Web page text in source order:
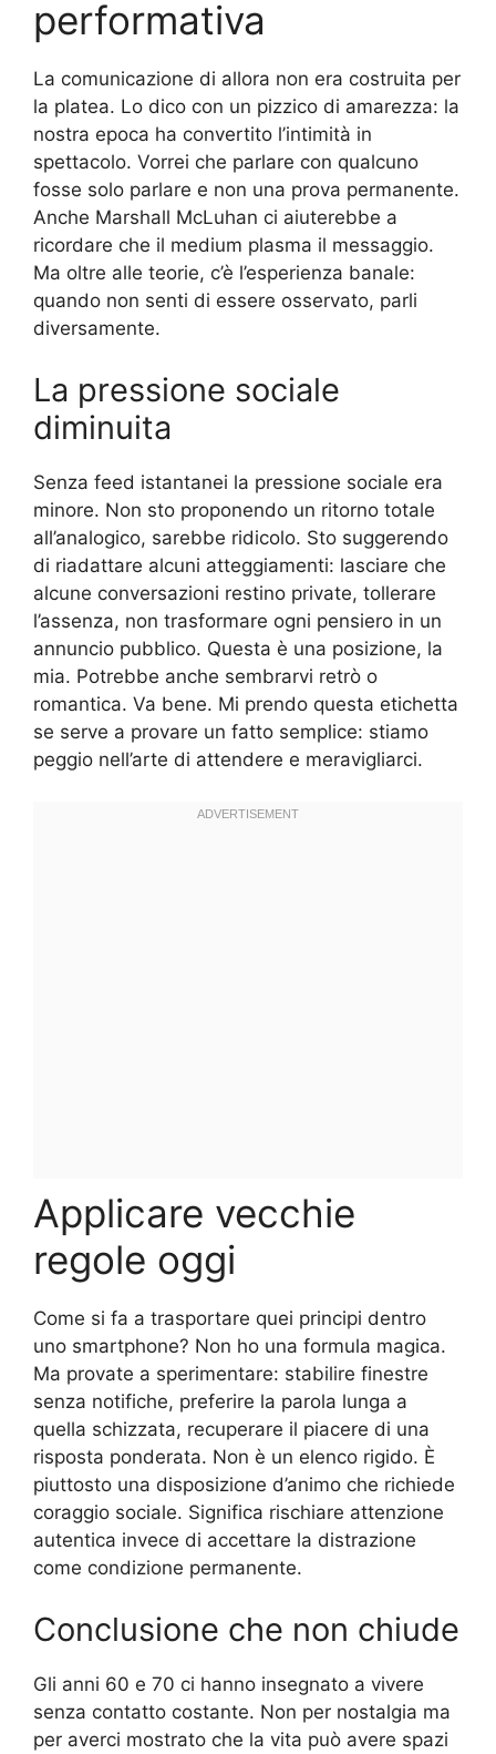
performativa
La comunicazione di allora non era costruita per
la platea. Lo dico con un pizzico di amarezza: la
nostra epoca ha convertito l’intimità in
spettacolo. Vorrei che parlare con qualcuno
fosse solo parlare e non una prova permanente.
Anche Marshall McLuhan ci aiuterebbe a
ricordare che il medium plasma il messaggio.
Ma oltre alle teorie, c’è l’esperienza banale:
quando non senti di essere osservato, parli
diversamente.
La pressione sociale
diminuita
Senza feed istantanei la pressione sociale era
minore. Non sto proponendo un ritorno totale
all’analogico, sarebbe ridicolo. Sto suggerendo
di riadattare alcuni atteggiamenti: lasciare che
alcune conversazioni restino private, tollerare
l’assenza, non trasformare ogni pensiero in un
annuncio pubblico. Questa è una posizione, la
mia. Potrebbe anche sembrarvi retrò o
romantica. Va bene. Mi prendo questa etichetta
se serve a provare un fatto semplice: stiamo
peggio nell’arte di attendere e meravigliarci.
Applicare vecchie
regole oggi
Come si fa a trasportare quei principi dentro
uno smartphone? Non ho una formula magica.
Ma provate a sperimentare: stabilire finestre
senza notifiche, preferire la parola lunga a
quella schizzata, recuperare il piacere di una
risposta ponderata. Non è un elenco rigido. È
piuttosto una disposizione d’animo che richiede
coraggio sociale. Significa rischiare attenzione
autentica invece di accettare la distrazione
come condizione permanente.
Conclusione che non chiude
Gli anni 60 e 70 ci hanno insegnato a vivere
senza contatto costante. Non per nostalgia ma
per averci mostrato che la vita può avere spazi